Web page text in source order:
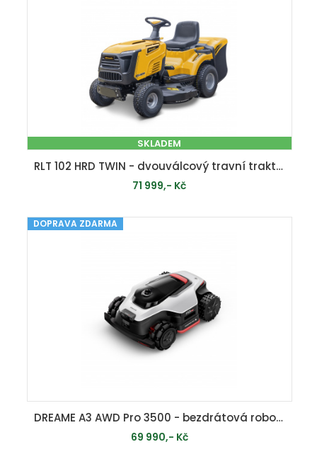
SKLADEM
RLT 102 HRD TWIN - dvouválcový travní traktor 102 cm se zadním výhozem a hydrostatickou převodovkou
71 999,- Kč
DOPRAVA ZDARMA
DREAME A3 AWD Pro 3500 - bezdrátová robotická sekačka ( 3500 m2 ) s pohonem všech kol
69 990,- Kč